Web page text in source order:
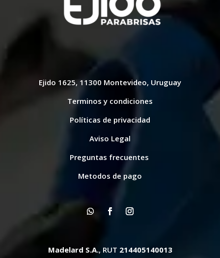
Ejido 1625, 11300 Montevideo, Uruguay
Terminos y condiciones
Políticas de privacidad
Aviso Legal
Preguntas frecuentes
Metodos de pago
Madelard S.A., RUT 214405140013